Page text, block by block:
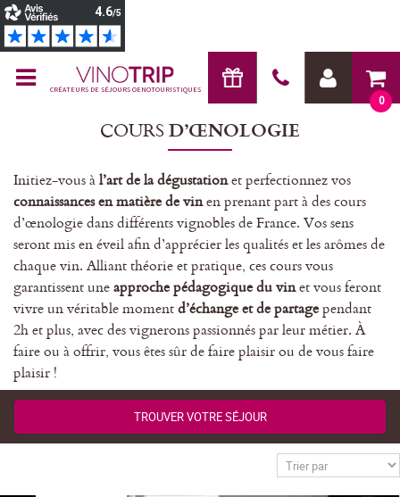
0
CRÉATEURS DE SÉJOURS OENOTOURISTIQUES
COURS D’ŒNOLOGIE
Initiez-vous àl’art de la dégustationet perfectionnez vos
connaissances en matière de vinen prenant part à des cours
d’œnologie dans différents vignobles de France. Vos sens
seront mis en éveil afin d’apprécier les qualités et les arômes de
chaque vin. Alliant théorie et pratique, ces cours vous
garantissent uneapproche pédagogique du vinet vous feront
vivre un véritable momentd’échange et de partagependant
2h et plus, avec des vignerons passionnés par leur métier. À
faire ou à offrir, vous êtes sûr de faire plaisir ou de vous faire
plaisir !
TROUVER VOTRE SÉJOUR